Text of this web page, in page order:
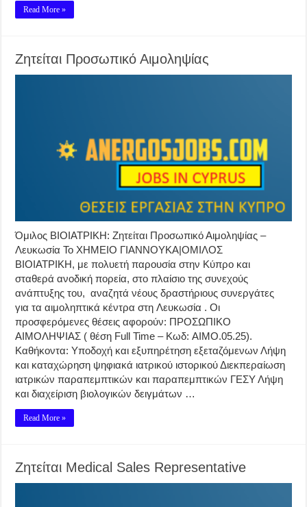
Read More »
Ζητείται Προσωπικό Αιμοληψίας
Όμιλος ΒΙΟΙΑΤΡΙΚΗ: Ζητείται Προσωπικό Αιμοληψίας –
Λευκωσία Το ΧΗΜΕΙΟ ΓΙΑΝΝΟΥΚΑ|ΟΜΙΛΟΣ
ΒΙΟΙΑΤΡΙΚΗ, με πολυετή παρουσία στην Κύπρο και
σταθερά ανοδική πορεία, στο πλαίσιο της συνεχούς
ανάπτυξης του, αναζητά νέους δραστήριους συνεργάτες
για τα αιμοληπτικά κέντρα στη Λευκωσία . Οι
προσφερόμενες θέσεις αφορούν: ΠΡΟΣΩΠΙΚΟ
ΑΙΜΟΛΗΨΙΑΣ ( θέση Full Time – Κωδ: AIMO.05.25).
Καθήκοντα: Υποδοχή και εξυπηρέτηση εξεταζόμενων Λήψη
και καταχώρηση ψηφιακά ιατρικού ιστορικού Διεκπεραίωση
ιατρικών παραπεμπτικών και παραπεμπτικών ΓΕΣΥ Λήψη
και διαχείριση βιολογικών δειγμάτων …
Read More »
Ζητείται Medical Sales Representative